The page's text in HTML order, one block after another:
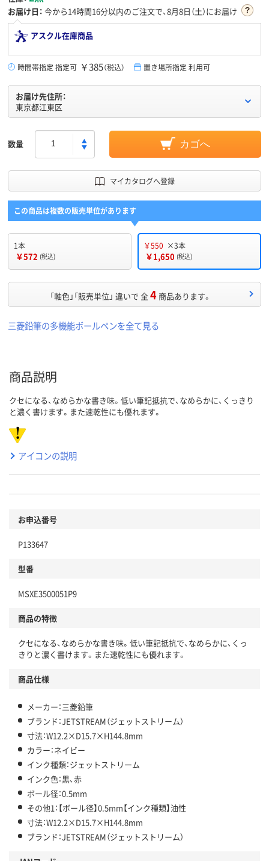
お届け日： 今から14時間16分以内のご注文で、8月8日（土）にお届け
アスクル在庫商品
時間帯指定 指定可 ￥385（税込） 置き場所指定 利用可
お届け先住所：
東京都江東区
数量 カゴへ
マイカタログへ登録
この商品は複数の販売単位があります
1本
￥572 (税込)
￥550 ×3本
￥1,650 (税込)
「軸色」「販売単位」 違いで 全4 商品あります。
三菱鉛筆の多機能ボールペンを全て見る
商品説明
クセになる、なめらかな書き味。低い筆記抵抗で、なめらかに、くっきり
と濃く書けます。また速乾性にも優れます。
アイコンの説明
お申込番号
P133647
型番
MSXE3500051P9
商品の特徴
クセになる、なめらかな書き味。低い筆記抵抗で、なめらかに、くっ
きりと濃く書けます。また速乾性にも優れます。
商品仕様
メーカー：三菱鉛筆
ブランド：JETSTREAM（ジェットストリーム）
寸法：W12.2×D15.7×H144.8mm
カラー：ネイビー
インク種類：ジェットストリーム
インク色：黒、赤
ボール径：0.5mm
その他1：【ボール径】0.5mm【インク種類】油性
寸法：W12.2×D15.7×H144.8mm
ブランド：JETSTREAM（ジェットストリーム）